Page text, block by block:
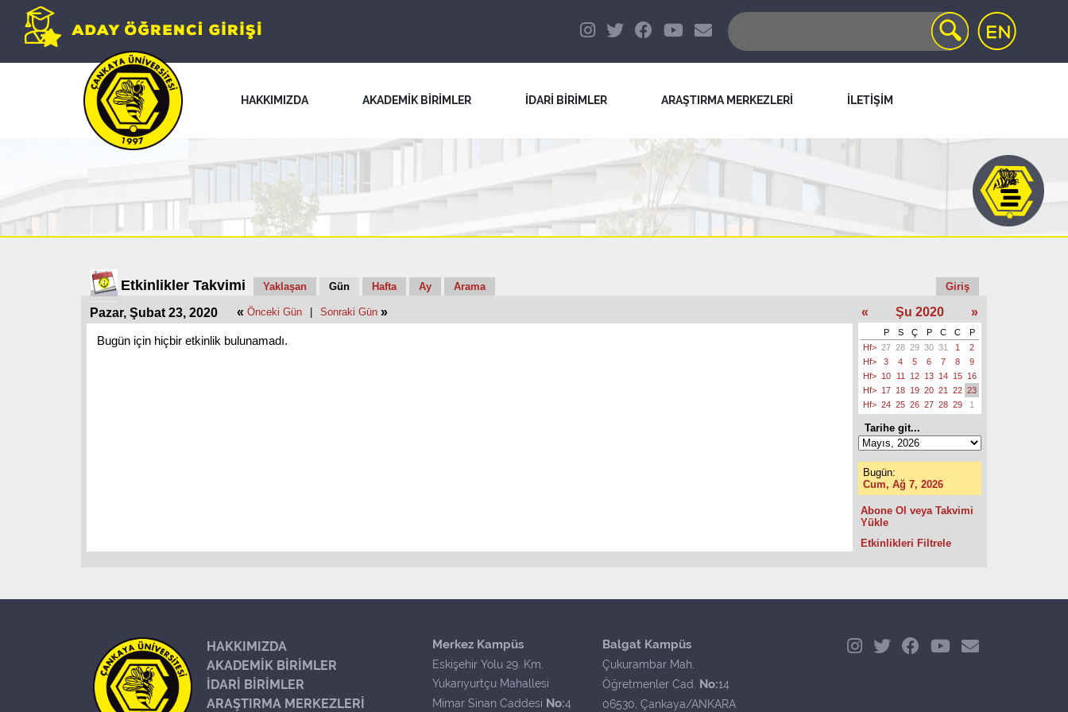
HAKKIMIZDA AKADEMİK BİRİMLER İDARİ BİRİMLER ARAŞTIRMA MERKEZLERİ İLETİŞİM
Etkinlikler Takvimi Yaklaşan Gün Hafta Ay Arama Giriş
Pazar, Şubat 23, 2020 « Önceki Gün Sonraki Gün »
Bugün için hiçbir etkinlik bulunamadı.
« Şu 2020 »
P S Ç P C C
P
Hf> 27 28 29 30 31 1
2
Hf>
3 4 5 6 7 8
9
Hf> 10 11 12 13 14 15 16
Hf> 17 18 19 20 21 22 23
Hf> 24 25 26 27 28 29 1
Tarihe git...
Bugün:
Cum, Ağ 7, 2026
Abone Ol veya Takvimi
Yükle
Etkinlikleri Filtrele
HAKKIMIZDA
AKADEMİK BİRİMLER
İDARİ BİRİMLER
ARAŞTIRMA MERKEZLERİ
Merkez Kampüs
Eskişehir Yolu 29. Km.
Yukarıyurtçu Mahallesi
Mimar Sinan Caddesi No:4
Balgat Kampüs
Çukurambar Mah.
Öğretmenler Cad. No:14
06530, Çankaya/ANKARA